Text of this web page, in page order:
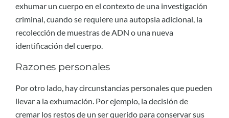
exhumar un cuerpo en el contexto de una investigación
criminal, cuando se requiere una autopsia adicional, la
recolección de muestras de ADN o una nueva
identificación del cuerpo.
Razones personales
Por otro lado, hay circunstancias personales que pueden
llevar a la exhumación. Por ejemplo, la decisión de
cremar los restos de un ser querido para conservar sus